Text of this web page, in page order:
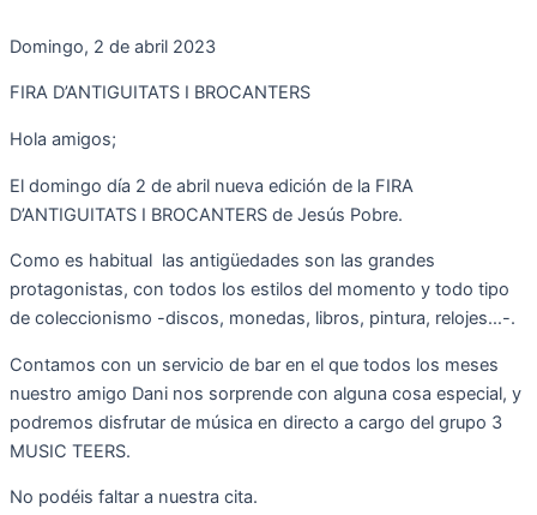
Domingo, 2 de abril 2023
FIRA D’ANTIGUITATS I BROCANTERS
Hola amigos;
El domingo día 2 de abril nueva edición de la FIRA
D’ANTIGUITATS I BROCANTERS de Jesús Pobre.
Como es habitual las antigüedades son las grandes
protagonistas, con todos los estilos del momento y todo tipo
de coleccionismo -discos, monedas, libros, pintura, relojes…-.
Contamos con un servicio de bar en el que todos los meses
nuestro amigo Dani nos sorprende con alguna cosa especial, y
podremos disfrutar de música en directo a cargo del grupo 3
MUSIC TEERS.
No podéis faltar a nuestra cita.